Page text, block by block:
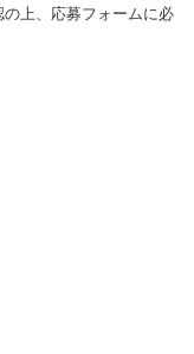
上、応募フォームに必